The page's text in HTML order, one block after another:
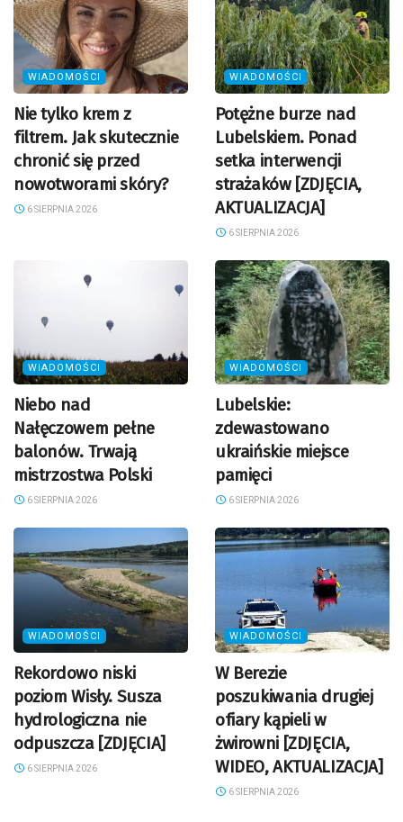
WIADOMOŚCI
Nie tylko krem z
filtrem. Jak skutecznie
chronić się przed
nowotworami skóry?
6 SIERPNIA 2026
WIADOMOŚCI
Potężne burze nad
Lubelskiem. Ponad
setka interwencji
strażaków [ZDJĘCIA,
AKTUALIZACJA]
6 SIERPNIA 2026
WIADOMOŚCI
Niebo nad
Nałęczowem pełne
balonów. Trwają
mistrzostwa Polski
6 SIERPNIA 2026
WIADOMOŚCI
Lubelskie:
zdewastowano
ukraińskie miejsce
pamięci
6 SIERPNIA 2026
WIADOMOŚCI
Rekordowo niski
poziom Wisły. Susza
hydrologiczna nie
odpuszcza [ZDJĘCIA]
6 SIERPNIA 2026
WIADOMOŚCI
W Berezie
poszukiwania drugiej
ofiary kąpieli w
żwirowni [ZDJĘCIA,
WIDEO, AKTUALIZACJA]
6 SIERPNIA 2026